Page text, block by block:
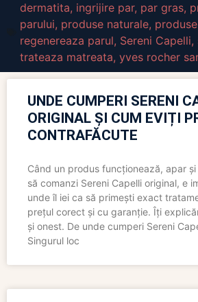
dermatita, ingrijire par, par gras,
parului, produse naturale,
regenereaza parul, Sereni Capelli,
trateaza matreata, yves rocher
UNDE CUMPERI SERENI
ORIGINAL ȘI CUM EVIȚI
CONTRAFĂCUTE
Când un produs funcționează, apar
să comanzi Sereni Capelli original, e
unde îl iei ca să primești exact
prețul corect și cu garanție. Îți
și onest. De unde cumperi Sereni
Singurul loc